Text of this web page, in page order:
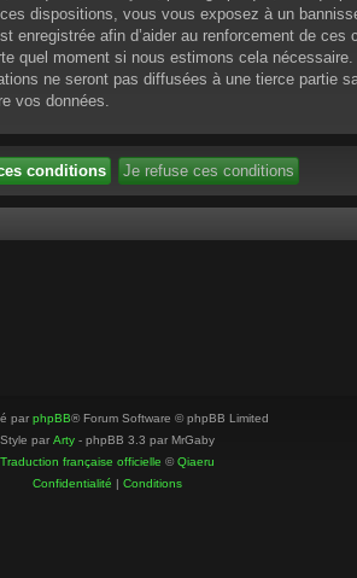
dispositions, vous vous exposez à un
afin d’aider au renforcement de
quel moment si nous estimons cela
ne seront pas diffusées à une tierce partie
vos données.
par phpBB® Forum Software © phpBB Limited
Style par Arty - phpBB 3.3 par MrGaby
Traduction française officielle ©Qiaeru
Confidentialité | Conditions